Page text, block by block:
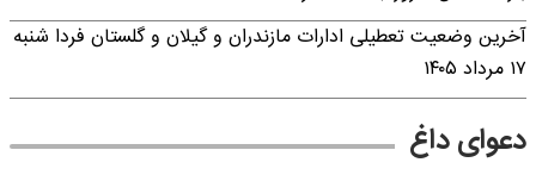
آخرین وضعیت تعطیلی ادارات مازندران و گیلان و گلستان فردا شنبه
۱۷ مرداد ۱۴۰۵
دعوای داغ